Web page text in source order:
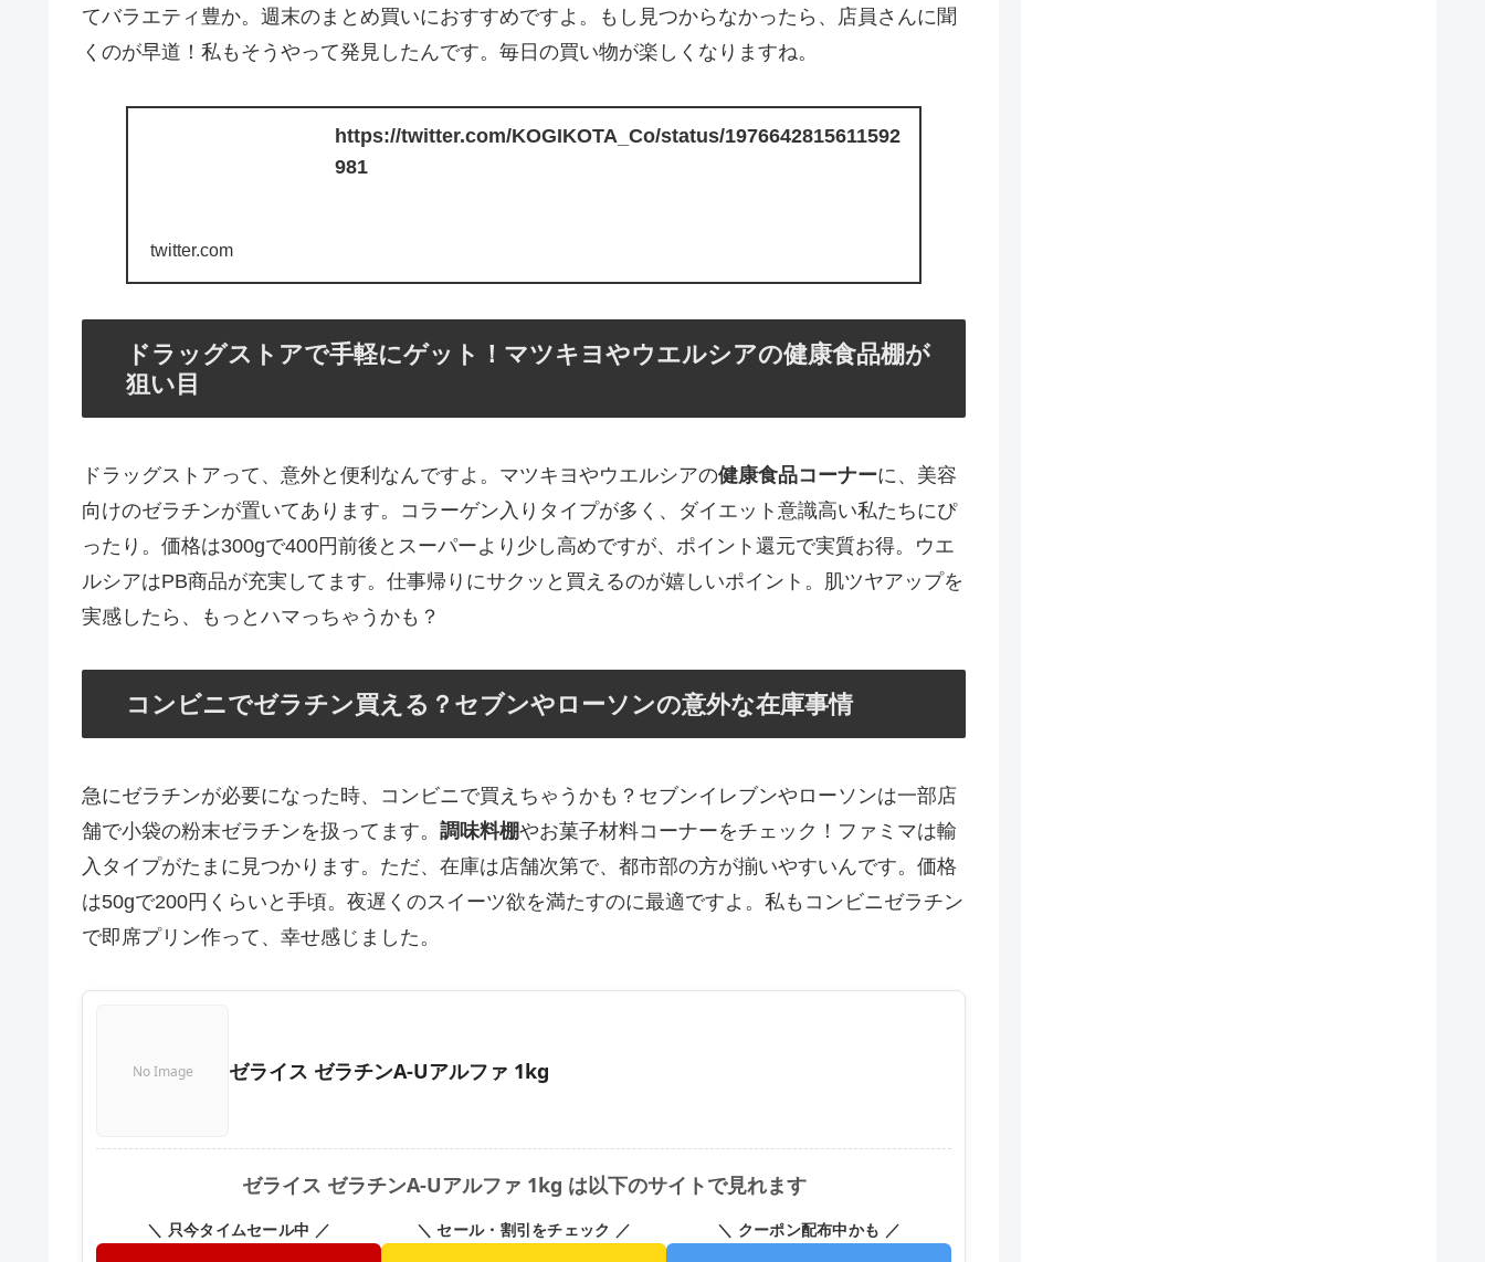
てバラエティ豊か。週末のまとめ買いにおすすめですよ。もし見つからなかったら、店員さんに聞
くのが早道！私もそうやって発見したんです。毎日の買い物が楽しくなりますね。
https://twitter.com/KOGIKOTA_Co/status/1976642815611592
981
twitter.com
ドラッグストアで手軽にゲット！マツキヨやウエルシアの健康食品棚が
狙い目
ドラッグストアって、意外と便利なんですよ。マツキヨやウエルシアの健康食品コーナーに、美容
向けのゼラチンが置いてあります。コラーゲン入りタイプが多く、ダイエット意識高い私たちにぴ
ったり。価格は300gで400円前後とスーパーより少し高めですが、ポイント還元で実質お得。ウエ
ルシアはPB商品が充実してます。仕事帰りにサクッと買えるのが嬉しいポイント。肌ツヤアップを
実感したら、もっとハマっちゃうかも？
コンビニでゼラチン買える？セブンやローソンの意外な在庫事情
急にゼラチンが必要になった時、コンビニで買えちゃうかも？セブンイレブンやローソンは一部店
舗で小袋の粉末ゼラチンを扱ってます。 調味料棚やお菓子材料コーナーをチェック！ファミマは輸
入タイプがたまに見つかります。ただ、在庫は店舗次第で、都市部の方が揃いやすいんです。価格
は50gで200円くらいと手頃。夜遅くのスイーツ欲を満たすのに最適ですよ。私もコンビニゼラチン
で即席プリン作って、幸せ感じました。
No Image ゼライス ゼラチンA-Uアルファ 1kg
ゼライス ゼラチンA-Uアルファ 1kg は以下のサイトで見れます
＼ 只今タイムセール中 ／ ＼ セール・割引をチェック ／ ＼ クーポン配布中かも ／